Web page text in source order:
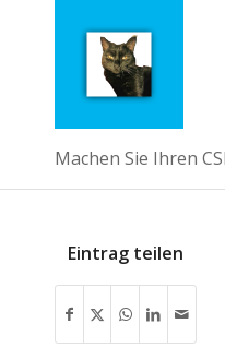
Machen Sie Ihren
Eintrag teilen